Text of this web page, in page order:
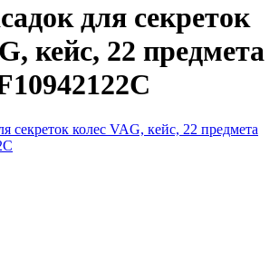
для секреток
кейс, 22 предмета